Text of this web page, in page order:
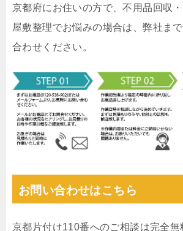
京都府にお住いの方で、不用品回収
屋敷整理でお悩みの場合は、弊社ま
合わせください。
お問い合わせはこちら
京都片付け110番へのご相談は完全